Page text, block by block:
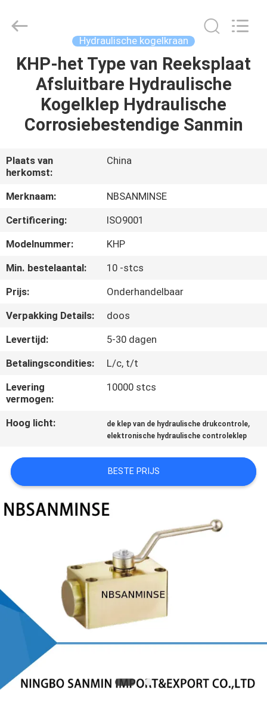
HUIS
PRODUCTEN
ONS
FABRIEKSREIS
KWALITEITSCONTROLE
CONTACTEER
ONS
NIEUWS
VERZOEK
OM EEN
CITAAT
PRIVACYBELEID
Export
Co.,Ltd..
Reserved.
Hydraulische kogelkraan
KHP-het Type van Reeksplaat
Afsluitbare Hydraulische
Kogelklep Hydraulische
Corrosiebestendige Sanmin
Plaats van
herkomst:
China
Merknaam:
NBSANMINSE
Certificering:
ISO9001
Modelnummer:
KHP
Min. bestelaantal:
10 -stcs
Prijs:
Onderhandelbaar
Verpakking Details:
doos
Levertijd:
5-30 dagen
Betalingscondities:
L/c, t/t
Levering
vermogen:
10000 stcs
Hoog licht: de klep van de hydraulische drukcontrole,
elektronische hydraulische controleklep
BESTE PRIJS